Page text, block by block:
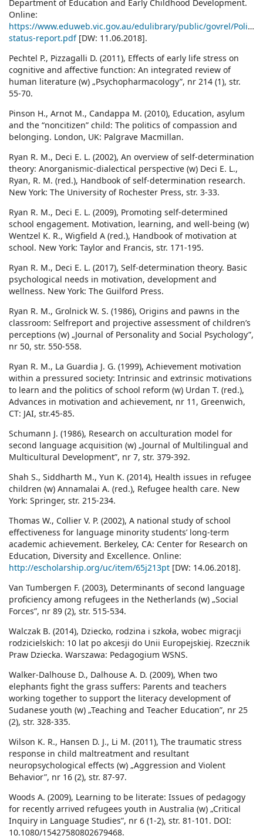
Department of Education and Early Childhood Development.
Online:
https://www.eduweb.vic.gov.au/edulibrary/public/govrel/
status-report.pdf[DW: 11.06.2018].
Pechtel P., Pizzagalli D. (2011), Effects of early life stress on
cognitive and affective function: An integrated review of
human literature (w) „Psychopharmacology”, nr 214 (1), str.
55-70.
Pinson H., Arnot M., Candappa M. (2010), Education, asylum
and the “noncitizen” child: The politics of compassion and
belonging. London, UK: Palgrave Macmillan.
Ryan R. M., Deci E. L. (2002), An overview of self-determination
theory: Anorganismic-dialectical perspective (w) Deci E. L.,
Ryan, R. M. (red.), Handbook of self-determination research.
New York: The University of Rochester Press, str. 3-33.
Ryan R. M., Deci E. L. (2009), Promoting self-determined
school engagement. Motivation, learning, and well-being (w)
Wentzel K. R., Wigfield A (red.), Handbook of motivation at
school. New York: Taylor and Francis, str. 171-195.
Ryan R. M., Deci E. L. (2017), Self-determination theory. Basic
psychological needs in motivation, development and
wellness. New York: The Guilford Press.
Ryan R. M., Grolnick W. S. (1986), Origins and pawns in the
classroom: Selfreport and projective assessment of children’s
perceptions (w) „Journal of Personality and Social Psychology”,
nr 50, str. 550-558.
Ryan R. M., La Guardia J. G. (1999), Achievement motivation
within a pressured society: Intrinsic and extrinsic motivations
to learn and the politics of school reform (w) Urdan T. (red.),
Advances in motivation and achievement, nr 11, Greenwich,
CT: JAI, str.45-85.
Schumann J. (1986), Research on acculturation model for
second language acquisition (w) „Journal of Multilingual and
Multicultural Development”, nr 7, str. 379-392.
Shah S., Siddharth M., Yun K. (2014), Health issues in refugee
children (w) Annamalai A. (red.), Refugee health care. New
York: Springer, str. 215-234.
Thomas W., Collier V. P. (2002), A national study of school
effectiveness for language minority students’ long-term
academic achievement. Berkeley, CA: Center for Research on
Education, Diversity and Excellence. Online:
http://escholarship.org/uc/item/65j213pt [DW: 14.06.2018].
Van Tumbergen F. (2003), Determinants of second language
proficiency among refugees in the Netherlands (w) „Social
Forces”, nr 89 (2), str. 515-534.
Walczak B. (2014), Dziecko, rodzina i szkoła, wobec migracji
rodzicielskich: 10 lat po akcesji do Unii Europejskiej. Rzecznik
Praw Dziecka. Warszawa: Pedagogium WSNS.
Walker-Dalhouse D., Dalhouse A. D. (2009), When two
elephants fight the grass suffers: Parents and teachers
working together to support the literacy development of
Sudanese youth (w) „Teaching and Teacher Education”, nr 25
(2), str. 328-335.
Wilson K. R., Hansen D. J., Li M. (2011), The traumatic stress
response in child maltreatment and resultant
neuropsychological effects (w) „Aggression and Violent
Behavior”, nr 16 (2), str. 87-97.
Woods A. (2009), Learning to be literate: Issues of pedagogy
for recently arrived refugees youth in Australia (w) „Critical
Inquiry in Language Studies”, nr 6 (1-2), str. 81-101. DOI:
10.1080/15427580802679468.